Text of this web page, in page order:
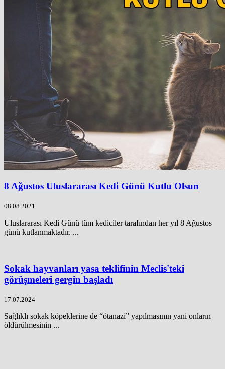
8 Ağustos Uluslararası Kedi Günü Kutlu Olsun
08.08.2021
Uluslararası Kedi Günü tüm kediciler tarafından her yıl 8 Ağustos
günü kutlanmaktadır. ...
Sokak hayvanları yasa teklifinin Meclis'teki
görüşmeleri gergin başladı
17.07.2024
Sağlıklı sokak köpeklerine de “ötanazi” yapılmasının yani onların
öldürülmesinin ...